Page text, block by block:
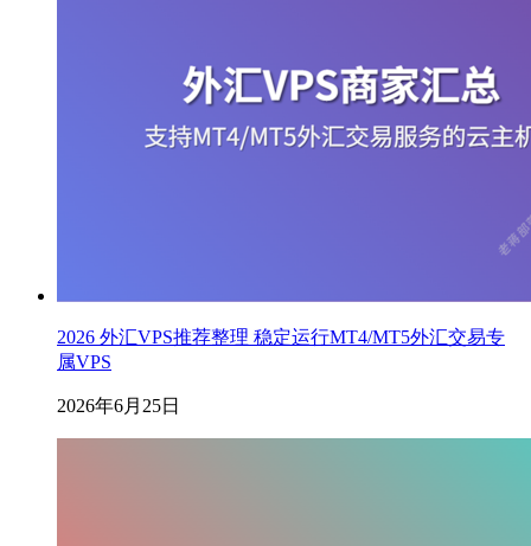
2026 外汇VPS推荐整理 稳定运行MT4/MT5外汇交易专
属VPS
2026年6月25日